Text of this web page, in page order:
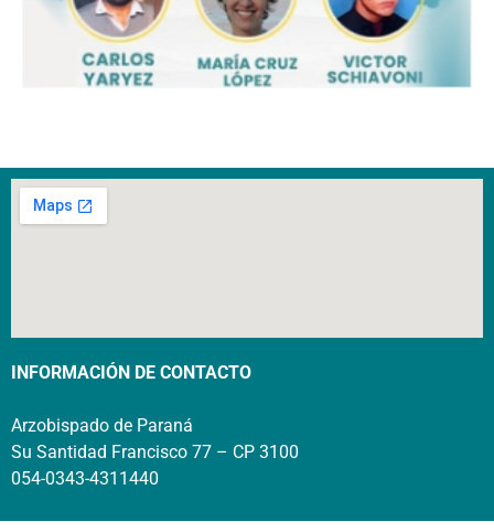
INFORMACIÓN DE CONTACTO
Arzobispado de Paraná
Su Santidad Francisco 77 – CP 3100
054-0343-4311440